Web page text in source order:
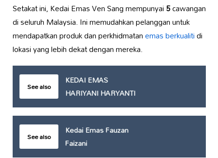
Setakat ini, Kedai Emas Ven Sang mempunyai5cawangan
di seluruh Malaysia. Ini memudahkan pelanggan untuk
mendapatkan produk dan perkhidmatanemas berkualitidi
lokasi yang lebih dekat dengan mereka.
See also
KEDAI EMAS
HARIYANI HARYANTI
See also
Kedai Emas Fauzan
Faizani